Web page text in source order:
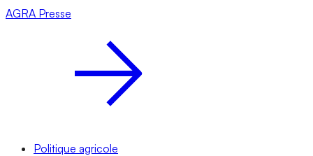
AGRA Presse
Politique agricole